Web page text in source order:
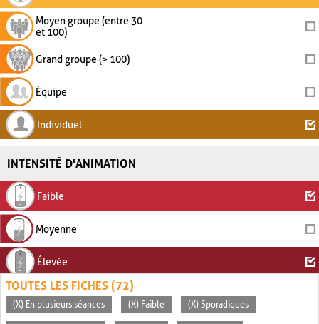
Moyen groupe (entre 30
et 100)
Grand groupe (> 100)
Équipe
Individuel
INTENSITÉ D'ANIMATION
Faible
Moyenne
Élevée
TOUTES LES FICHES (72)
(X) En plusieurs séances (X) Faible (X) Sporadiques